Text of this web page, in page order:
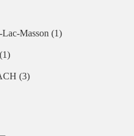
Masson (1)
(3)